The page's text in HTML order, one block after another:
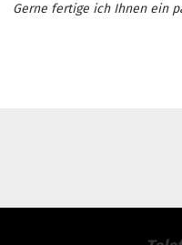
Gerne fertige ich Ihnen ein